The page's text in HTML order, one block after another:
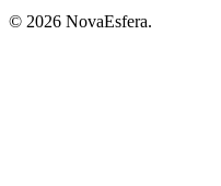
© 2026 NovaEsfera.